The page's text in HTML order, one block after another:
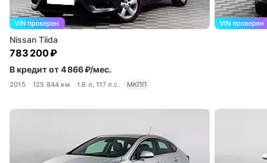
Nissan Tiida
783 200 ₽
В кредит от 4 866 ₽/мес.
2015 125 844 км 1.6 л, 117 л.с. МКПП